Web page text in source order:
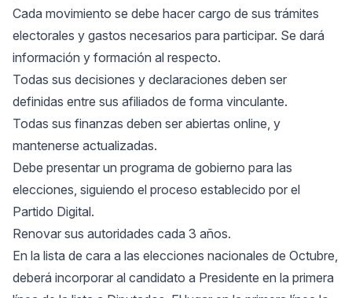
Cada movimiento se debe hacer cargo de sus trámites
electorales y gastos necesarios para participar. Se dará
información y formación al respecto.
Todas sus decisiones y declaraciones deben ser
definidas entre sus afiliados de forma vinculante.
Todas sus finanzas deben ser abiertas online, y
mantenerse actualizadas.
Debe presentar un programa de gobierno para las
elecciones, siguiendo el proceso establecido por el
Partido Digital.
Renovar sus autoridades cada 3 años.
En la lista de cara a las elecciones nacionales de Octubre,
deberá incorporar al candidato a Presidente en la primera